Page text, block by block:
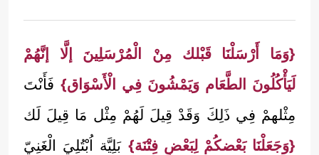
{وَمَا أَرْسَلْنَا قَبْلك مِنْ الْمُرْسَلِينَ إلَّا إنَّهُمْ
لَيَأْكُلُونَ الطَّعَام وَيَمْشُونَ فِي الْأَسْوَاق} فَأَنْتَ
مِثْلهمْ فِي ذَلِكَ وَقَدْ قِيلَ لَهُمْ مِثْل مَا قِيلَ لَك
{وَجَعَلْنَا بَعْضكُمْ لِبَعْضٍ فِتْنَة} بَلِيَّة اُبْتُلِيَ الْغَنِيّ